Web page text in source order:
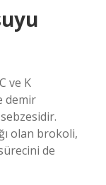
ve K
demir
olan brokoli,
de